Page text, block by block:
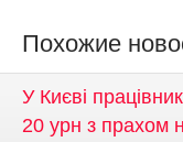
Похожие
У Києві
20 урн з прахом